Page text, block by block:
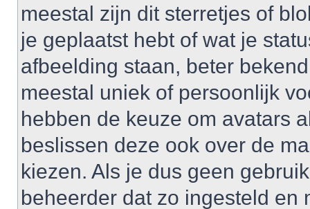
meestal zijn dit sterretjes of
je geplaatst hebt of wat je
afbeelding staan, beter
meestal uniek of persoonlijk
hebben de keuze om avatars
beslissen deze ook over de
kiezen. Als je dus geen
beheerder dat zo ingesteld en